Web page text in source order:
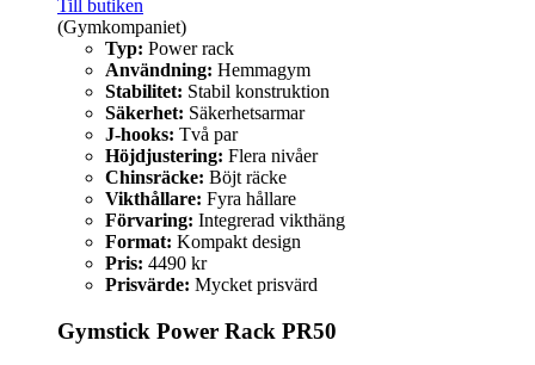
Till butiken
(Gymkompaniet)
Typ: Power rack
Användning: Hemmagym
Stabilitet: Stabil konstruktion
Säkerhet: Säkerhetsarmar
J-hooks: Två par
Höjdjustering: Flera nivåer
Chinsräcke: Böjt räcke
Vikthållare: Fyra hållare
Förvaring: Integrerad vikthäng
Format: Kompakt design
Pris: 4490 kr
Prisvärde: Mycket prisvärd
Gymstick Power Rack PR50